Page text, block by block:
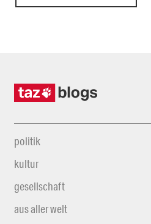
politik
kultur
gesellschaft
aus aller welt